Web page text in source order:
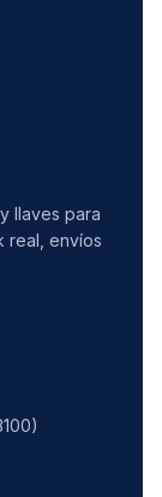
llaves para
real, envíos